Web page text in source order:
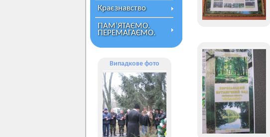
Краєзнавство
ПАМ’ЯТАЄМО.
ПЕРЕМАГАЄМО.
Випадкове фото